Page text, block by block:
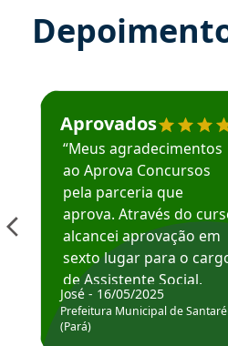
Estudante José recomenda o
Aprovados
“Meus agradecimentos
ao Aprova Concursos
pela parceria que
aprova. Através do
alcancei aprovação em
sexto lugar para o
de Assistente Social.
Hoje estou atuando na
Prefeitura de Santarém.
José - 16/05/2025
Prefeitura Municipal de
(Pará)